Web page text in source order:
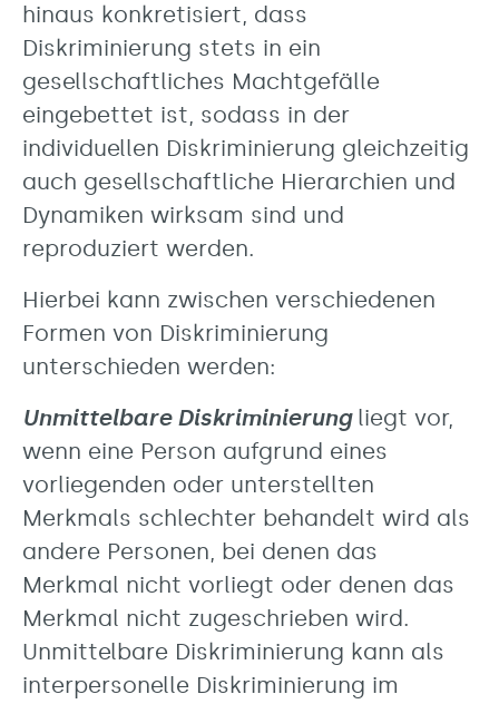
hinaus konkretisiert, dass
Diskriminierung stets in ein
gesellschaftliches Machtgefälle
eingebettet ist, sodass in der
individuellen Diskriminierung gleichzeitig
auch gesellschaftliche Hierarchien und
Dynamiken wirksam sind und
reproduziert werden.
Hierbei kann zwischen verschiedenen
Formen von Diskriminierung
unterschieden werden:
Unmittelbare Diskriminierung liegt vor,
wenn eine Person aufgrund eines
vorliegenden oder unterstellten
Merkmals schlechter behandelt wird als
andere Personen, bei denen das
Merkmal nicht vorliegt oder denen das
Merkmal nicht zugeschrieben wird.
Unmittelbare Diskriminierung kann als
interpersonelle Diskriminierung im